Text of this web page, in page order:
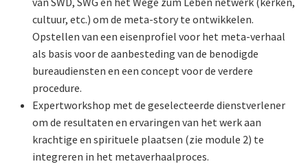
cultuur, etc.) om de meta-story te ontwikkelen.
Opstellen van een eisenprofiel voor het meta-verhaal
als basis voor de aanbesteding van de benodigde
bureaudiensten en een concept voor de verdere
procedure.
Expertworkshop met de geselecteerde dienstverlener
om de resultaten en ervaringen van het werk aan
krachtige en spirituele plaatsen (zie module 2) te
integreren in het metaverhaalproces.